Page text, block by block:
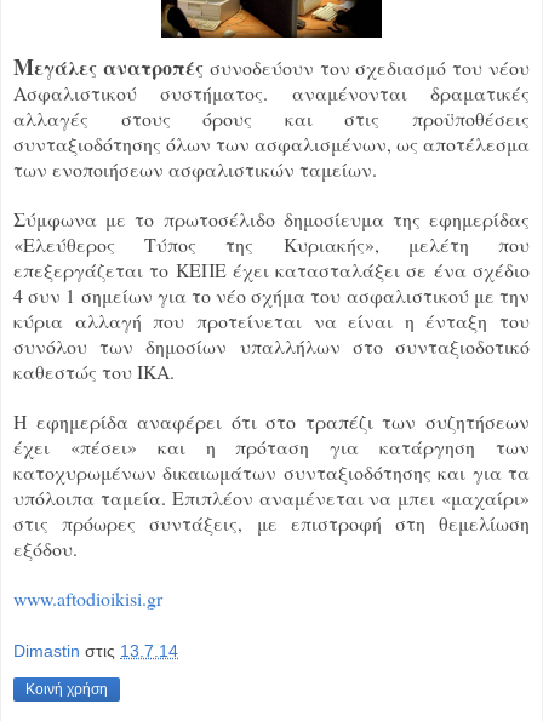
Μεγάλες ανατροπές συνοδεύουν τον σχεδιασμό του νέου
Ασφαλιστικού συστήματος. αναμένονται δραματικές
αλλαγές στους όρους και στις προϋποθέσεις
συνταξιοδότησης όλων των ασφαλισμένων, ως αποτέλεσμα
των ενοποιήσεων ασφαλιστικών ταμείων.
Σύμφωνα με το πρωτοσέλιδο δημοσίευμα της εφημερίδας
«Ελεύθερος Τύπος της Κυριακής», μελέτη που
επεξεργάζεται το ΚΕΠΕ έχει κατασταλάξει σε ένα σχέδιο
4 συν 1 σημείων για το νέο σχήμα του ασφαλιστικού με την
κύρια αλλαγή που προτείνεται να είναι η ένταξη του
συνόλου των δημοσίων υπαλλήλων στο συνταξιοδοτικό
καθεστώς του ΙΚΑ.
Η εφημερίδα αναφέρει ότι στο τραπέζι των συζητήσεων
έχει «πέσει» και η πρόταση για κατάργηση των
κατοχυρωμένων δικαιωμάτων συνταξιοδότησης και για τα
υπόλοιπα ταμεία. Επιπλέον αναμένεται να μπει «μαχαίρι»
στις πρόωρες συντάξεις, με επιστροφή στη θεμελίωση
εξόδου.
www.aftodioikisi.gr
Dimastin στις 13.7.14
Κοινή χρήση